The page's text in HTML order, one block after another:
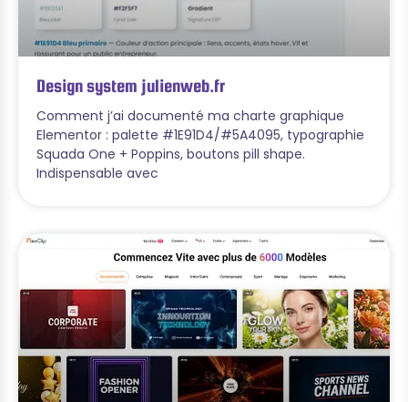
Design system julienweb.fr
Comment j’ai documenté ma charte graphique
Elementor : palette #1E91D4/#5A4095, typographie
Squada One + Poppins, boutons pill shape.
Indispensable avec